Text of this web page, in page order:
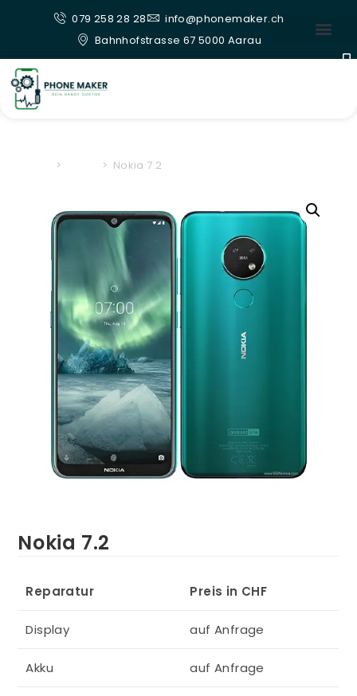
079 258 28 28
info@phonemaker.ch
Bahnhofstrasse 67 5000 Aarau
> > Nokia 7.2
Nokia 7.2
Reparatur Preis in CHF
Display auf Anfrage
Akku auf Anfrage